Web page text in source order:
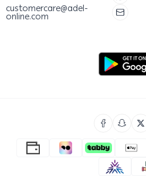
والسمك.
تخلص من الكمية
الرضعة، تركه وحيدًا
customercare@adel-
online.com